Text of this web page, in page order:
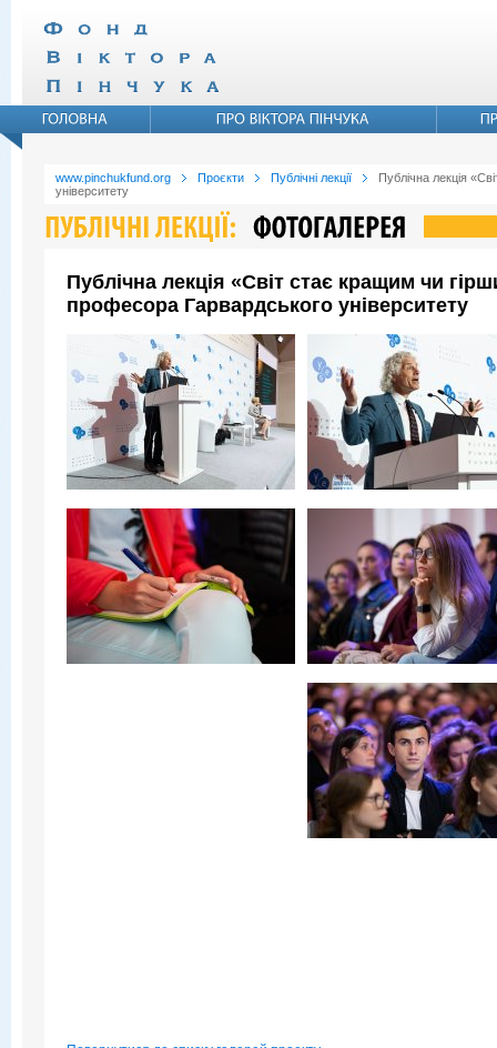
www.pinchukfund.org Проєкти Публічні лекції
Публічна лекція
університету
Публічна лекція «Світ стає кращим чи
професора Гарвардського університету